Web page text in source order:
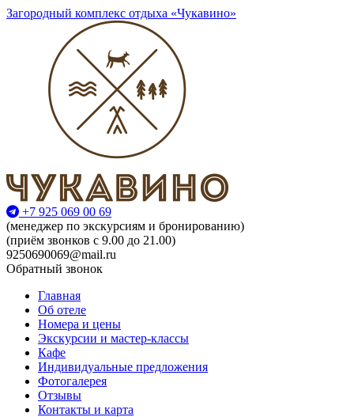
Загородный комплекс отдыха «Чукавино»
+7 925 069 00 69
(менеджер по экскурсиям и бронированию)
(приём звонков с 9.00 до 21.00)
9250690069@mail.ru
Обратный звонок
Главная
Об отеле
Номера и цены
Экскурсии и мастер-классы
Кафе
Индивидуальные предложения
Фотогалерея
Отзывы
Контакты и карта